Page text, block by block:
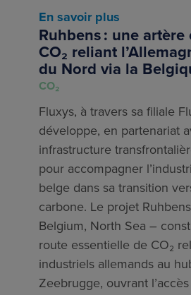
En savoir plus
Ruhbens : une
CO₂ reliant
du Nord via la
CO₂
Fluxys, à travers sa filiale
développe, en partenariat
infrastructure
pour accompagner
belge dans sa transition
carbone. Le projet
Belgium, North Sea –
route essentielle de CO₂
industriels allemands au
Zeebrugge, ouvrant